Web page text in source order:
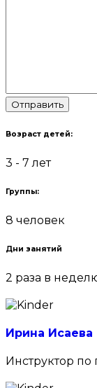
Отправить
Возраст детей:
3 - 7 лет
Группы:
8 человек
Дни занятий
2 раза в
Ирина Исаева
Инструктор